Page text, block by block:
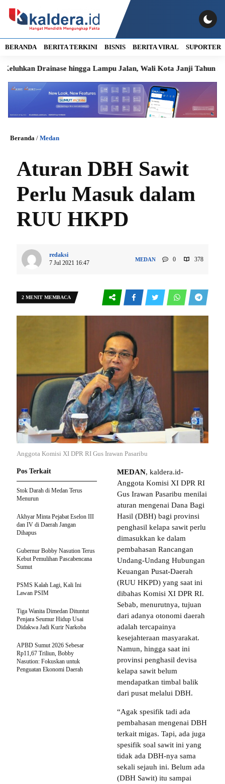
BERANDA BERITA TERKINI BISNIS BERITA VIRAL SUPORTER
Drainase hingga Lampu Jalan, Wali Kota Janji Tahun Ini
Beranda / Medan
Aturan DBH Sawit
Perlu Masuk dalam
RUU HKPD
redaksi
7 Jul 2021 16:47
MEDAN 0 378
2 MENIT MEMBACA
Anggota Komisi XI DPR RI Gus Irawan Pasaribu
MEDAN, kaldera.id-
Anggota Komisi XI DPR RI
Gus Irawan Pasaribu menilai
aturan mengenai Dana Bagi
Hasil (DBH) bagi provinsi
penghasil kelapa sawit perlu
dimasukkan ke dalam
pembahasan Rancangan
Undang-Undang Hubungan
Keuangan Pusat-Daerah
(RUU HKPD) yang saat ini
dibahas Komisi XI DPR RI.
Sebab, menurutnya, tujuan
dari adanya otonomi daerah
adalah tercapainya
kesejahteraan masyarakat.
Namun, hingga saat ini
provinsi penghasil devisa
kelapa sawit belum
mendapatkan timbal balik
dari pusat melalui DBH.
“Agak spesifik tadi ada
pembahasan mengenai DBH
terkait migas. Tapi, ada juga
spesifik soal sawit ini yang
tidak ada DBH-nya sama
sekali sejauh ini. Belum ada
(DBH Sawit) itu sampai
Pos Terkait
Stok Darah di Medan Terus
Menurun
Akhyar Minta Pejabat Eselon III
dan IV di Daerah Jangan
Dihapus
Gubernur Bobby Nasution Terus
Kebut Pemulihan Pascabencana
Sumut
PSMS Kalah Lagi, Kali Ini
Lawan PSIM
Tiga Wanita Dimedan Dituntut
Penjara Seumur Hidup Usai
Didakwa Jadi Kurir Narkoba
APBD Sumut 2026 Sebesar
Rp11,67 Triliun, Bobby
Nasution: Fokuskan untuk
Penguatan Ekonomi Daerah